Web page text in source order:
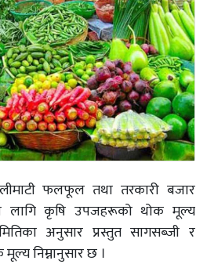
फलफूल तथा तरकारी बजार
लागि कृषि उपजहरूको थोक मूल्य
अनुसार प्रस्तुत सागसब्जी र
निम्नानुसार छ ।